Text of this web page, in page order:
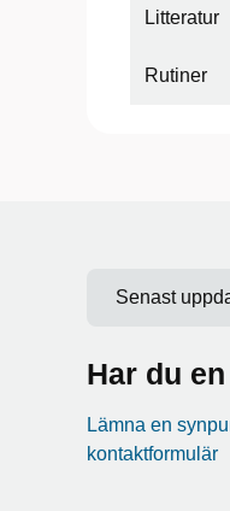
Litteratur
Rutiner
Senast
Har du
Lämna en
kontaktformulär